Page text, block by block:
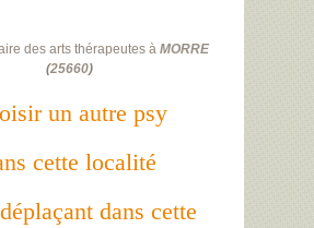
des arts thérapeutes à MORRE
(25660)
un autre psy
cette localité
dans cette